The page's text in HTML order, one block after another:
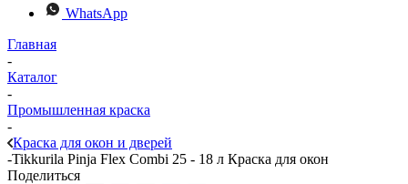
WhatsApp
Главная
-
Каталог
-
Промышленная краска
-
Краска для окон и дверей
-Tikkurila Pinja Flex Combi 25 - 18 л Краска для окон
Поделиться